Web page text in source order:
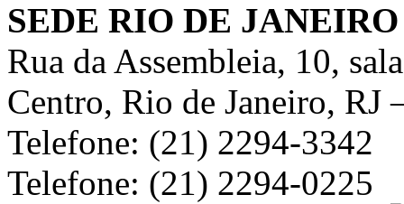
SEDE RIO DE JANEIRO
Rua da Assembleia, 10,
Centro, Rio de Janeiro, RJ
Telefone: (21) 2294-3342
Telefone: (21) 2294-0225